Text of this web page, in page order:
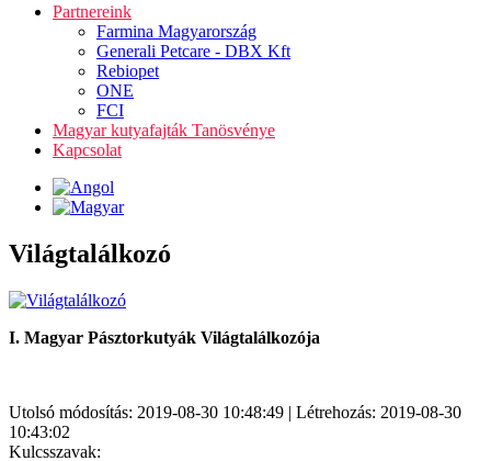
Partnereink
Farmina Magyarország
Generali Petcare - DBX Kft
Rebiopet
ONE
FCI
Magyar kutyafajták Tanösvénye
Kapcsolat
Világtalálkozó
I. Magyar Pásztorkutyák Világtalálkozója
Utolsó módosítás: 2019-08-30 10:48:49 | Létrehozás: 2019-08-30
10:43:02
Kulcsszavak: